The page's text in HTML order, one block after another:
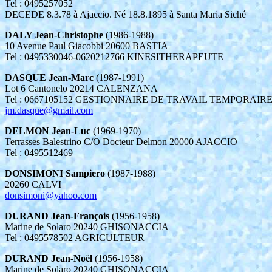
Tel : 0495257052
DECEDE 8.3.78 à Ajaccio. Né 18.8.1895 à Santa Maria Siché
DALY Jean-Christophe (1986-1988)
10 Avenue Paul Giacobbi 20600 BASTIA
Tel : 0495330046-0620212766 KINESITHERAPEUTE
DASQUE Jean-Marc(1987-1991)
Lot 6 Cantonelo 20214 CALENZANA
Tel : 0667105152 GESTIONNAIRE DE TRAVAIL TEMPORAIRE
jm.dasque@gmail.com
DELMON Jean-Luc (1969-1970)
Terrasses Balestrino C/O Docteur Delmon 20000 AJACCIO
Tel : 0495512469
DONSIMONI Sampiero(1987-1988)
20260 CALVI
donsimoni@yahoo.com
DURAND Jean-François (1956-1958)
Marine de Solaro 20240 GHISONACCIA
Tel : 0495578502 AGRICULTEUR
DURAND Jean-Noël (1956-1958)
Marine de Solaro 20240 GHISONACCIA